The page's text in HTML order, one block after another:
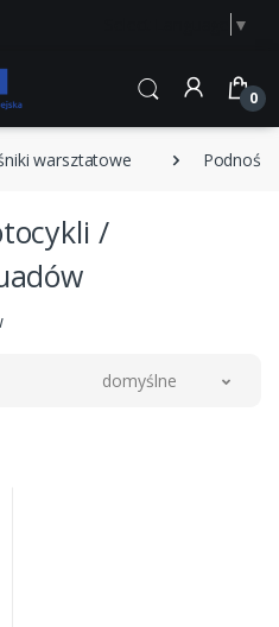
▼
0
warsztatowe
/
domyślne